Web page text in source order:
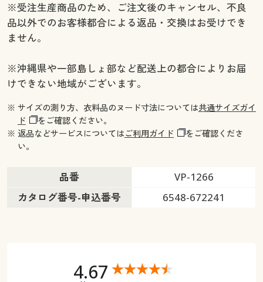
※受注生産商品のため、ご注文後のキャンセル、不良
品以外でのお客様都合による返品・交換はお受けでき
ません。
※沖縄県や一部島しょ部など配送上の都合によりお届
けできない地域がございます。
※ サイズの測り方、衣料品のヌード寸法については共通サイズガイ
ド
をご確認ください。
※ 返品などサービスについてはご利用ガイド
をご確認くださ
い。
品番
VP-1266
カタログ番号-申込番号
6548-672241
4.67